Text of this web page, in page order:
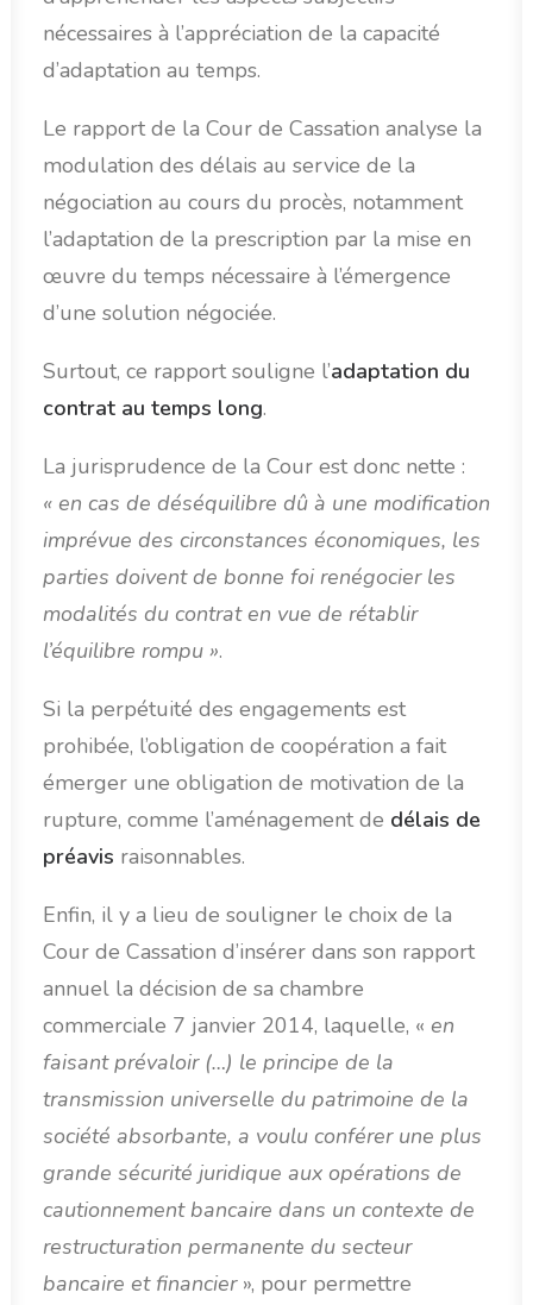
nécessaires à l’appréciation de la capacité
d’adaptation au temps.
Le rapport de la Cour de Cassation analyse la
modulation des délais au service de la
négociation au cours du procès, notamment
l’adaptation de la prescription par la mise en
œuvre du temps nécessaire à l’émergence
d’une solution négociée.
Surtout, ce rapport souligne l’adaptation du
contrat au temps long.
La jurisprudence de la Cour est donc nette :
« en cas de déséquilibre dû à une modification
imprévue des circonstances économiques, les
parties doivent de bonne foi renégocier les
modalités du contrat en vue de rétablir
l’équilibre rompu ».
Si la perpétuité des engagements est
prohibée, l’obligation de coopération a fait
émerger une obligation de motivation de la
rupture, comme l’aménagement de délais de
préavis raisonnables.
Enfin, il y a lieu de souligner le choix de la
Cour de Cassation d’insérer dans son rapport
annuel la décision de sa chambre
commerciale 7 janvier 2014, laquelle, « en
faisant prévaloir (…) le principe de la
transmission universelle du patrimoine de la
société absorbante, a voulu conférer une plus
grande sécurité juridique aux opérations de
cautionnement bancaire dans un contexte de
restructuration permanente du secteur
bancaire et financier», pour permettre